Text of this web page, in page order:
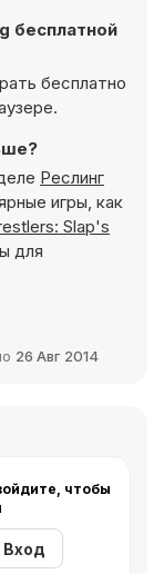
бесплатной
бесплатно
Реслинг
игры, как
Slap's
для
26 Авг 2014
чтобы
Вход